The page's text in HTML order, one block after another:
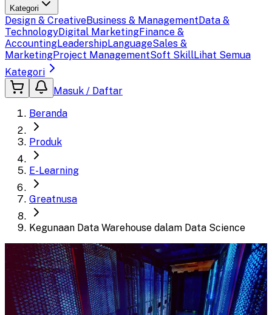
Kategori
Design & CreativeBusiness & ManagementData &
TechnologyDigital MarketingFinance &
AccountingLeadershipLanguageSales &
MarketingProject ManagementSoft SkillLihat Semua
Kategori
Masuk / Daftar
Beranda
Produk
E-Learning
Greatnusa
Kegunaan Data Warehouse dalam Data Science